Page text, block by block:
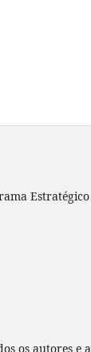
Estratégico
os autores e a